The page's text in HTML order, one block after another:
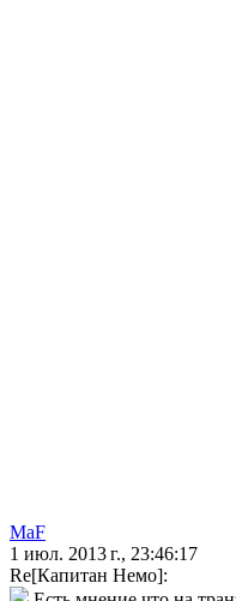
MaF
1 июл. 2013 г., 23:46:17
Re[Капитан Немо]: